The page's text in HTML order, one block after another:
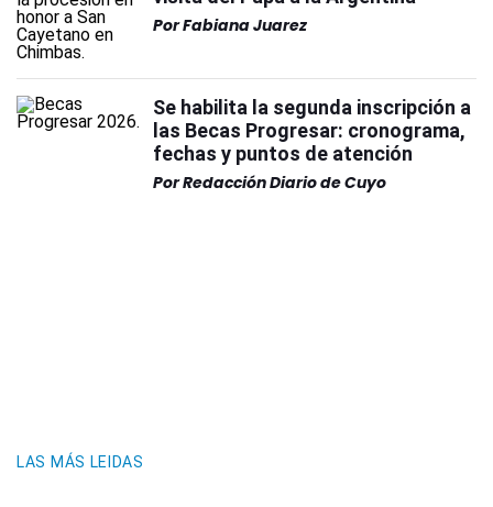
PorFabiana Juarez
Se habilita la segunda inscripción a
las Becas Progresar: cronograma,
fechas y puntos de atención
PorRedacción Diario de Cuyo
LAS MÁS LEIDAS